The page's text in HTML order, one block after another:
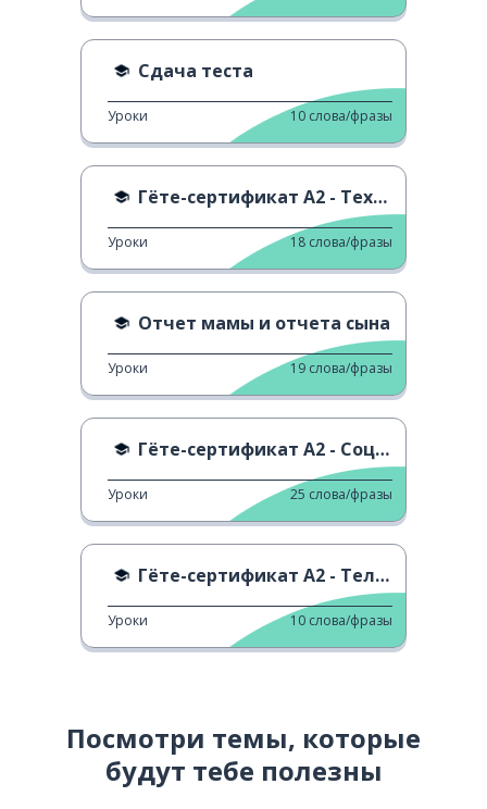
Сдача теста
Уроки 10 слова/фразы
Гёте-сертификат A2 - Технология
Уроки 18 слова/фразы
Отчет мамы и отчета сына
Уроки 19 слова/фразы
Гёте-сертификат A2 - Социальные взаимодействия
Уроки 25 слова/фразы
Гёте-сертификат A2 - Тело и забота о себе
Уроки 10 слова/фразы
Посмотри темы, которые
будут тебе полезны